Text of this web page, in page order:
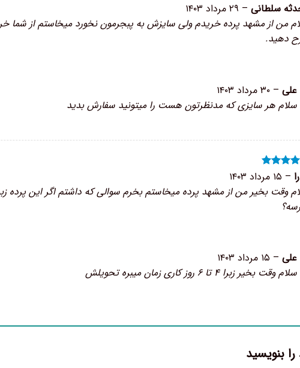
۵ از
سلطانی – ۲۹ مرداد ۱۴۰۳
من از مشهد پرده خریدم ولی سایزش به پبجرمون نخورد میخاستم از شما
دهید.
علی – ۳۰ مرداد ۱۴۰۳
سلام هر سایزی که مدنظرتون هست را میتونید سفارش بدید
۵ از – ۱۵ مرداد ۱۴۰۳
وقت بخیر من از مشهد پرده میخاستم بخرم سوالی که داشتم اگر این پرده
علی – ۱۵ مرداد ۱۴۰۳
سلام وقت بخیر زبرا ۴ تا ۶ روز کاری زمان میبره تحویلش
بنویسید